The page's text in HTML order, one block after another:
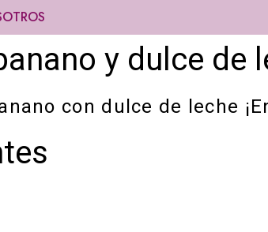
y dulce de
con dulce de leche